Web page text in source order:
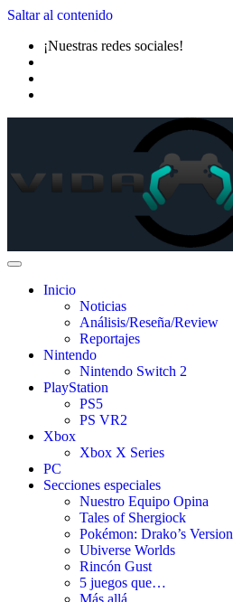
Saltar al contenido
¡Nuestras redes sociales!
Inicio
Noticias
Análisis/Reseña/Review
Reportajes
Nintendo
Nintendo Switch 2
PlayStation
PS5
PS VR2
Xbox
Xbox X Series
PC
Secciones especiales
Nuestro Equipo Opina
Tales of Shergiock
Pokémon: Drako’s Version
Ubiverse Worlds
Rincón Gust
5 juegos que…
Más allá